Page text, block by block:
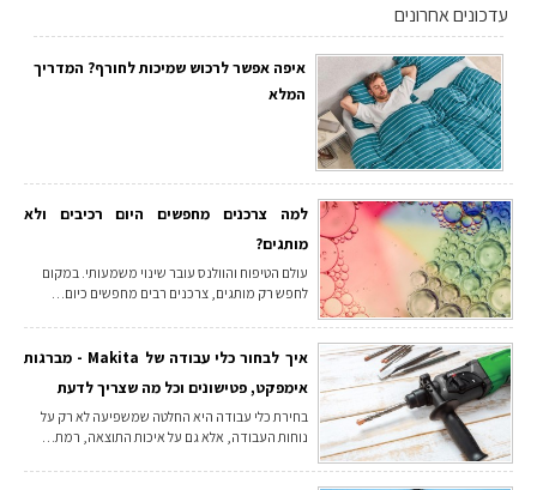
עדכונים אחרונים
איפה אפשר לרכוש שמיכות לחורף? המדריך
המלא
למה צרכנים מחפשים היום רכיבים ולא
מותגים?
עולם הטיפוח והוולנס עובר שינוי משמעותי. במקום
לחפש רק מותגים, צרכנים רבים מחפשים כיום…
איך לבחור כלי עבודה של Makita - מברגות
אימפקט, פטישונים וכל מה שצריך לדעת
בחירת כלי עבודה היא החלטה שמשפיעה לא רק על
נוחות העבודה, אלא גם על איכות התוצאה, רמת…